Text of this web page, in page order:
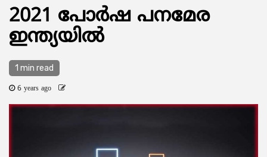
2021 പോര്‍ഷ പനമേര
ഇന്ത്യയില്‍
1 min read
6 years ago